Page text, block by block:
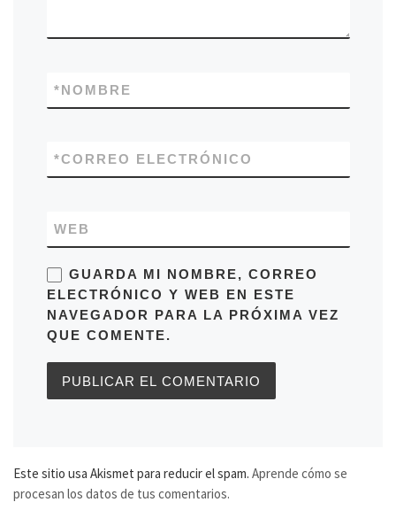
NOMBRE
*
CORREO ELECTRÓNICO
*
WEB
GUARDA MI NOMBRE, CORREO
ELECTRÓNICO Y WEB EN ESTE
NAVEGADOR PARA LA PRÓXIMA VEZ
QUE COMENTE.
Este sitio usa Akismet para reducir el spam. Aprende cómo se
procesan los datos de tus comentarios.